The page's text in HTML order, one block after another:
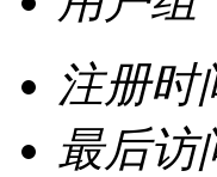
注册时
最后访